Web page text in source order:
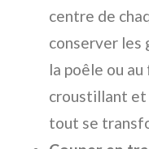
centre de
conserver les
la poêle ou
croustillant et
tout se